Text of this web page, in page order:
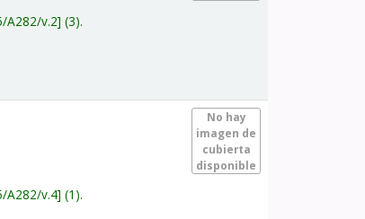
A282/v.2 (3).
No hay
imagen de
cubierta
disponible
A282/v.4 (1).